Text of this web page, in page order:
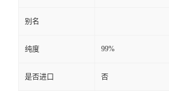
别名
纯度 99%
是否进口 否